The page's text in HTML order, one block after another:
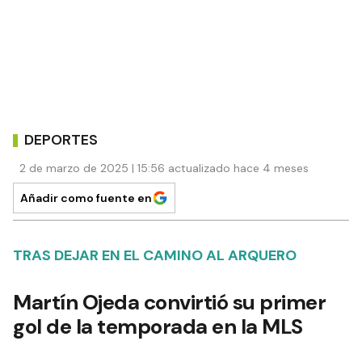
DEPORTES
2 de marzo de 2025 | 15:56 actualizado hace 4 meses
Añadir como fuente en
TRAS DEJAR EN EL CAMINO AL ARQUERO
Martín Ojeda convirtió su primer
gol de la temporada en la MLS